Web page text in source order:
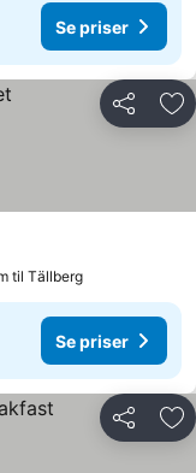
Se priser
Del
til Tällberg
Se priser
Del